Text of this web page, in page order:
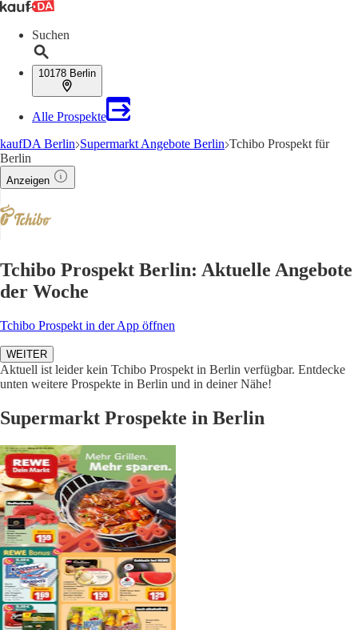
Suchen
10178 Berlin
Alle Prospekte
kaufDA Berlin Supermarkt Angebote Berlin Tchibo Prospekt für
Berlin
Anzeigen
Tchibo Prospekt Berlin: Aktuelle Angebote
der Woche
Tchibo Prospekt in der App öffnen
WEITER
Aktuell ist leider kein Tchibo Prospekt in Berlin verfügbar. Entdecke
unten weitere Prospekte in Berlin und in deiner Nähe!
Supermarkt Prospekte in Berlin